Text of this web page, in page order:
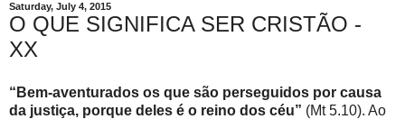
Saturday, July 4, 2015
O QUE SIGNIFICA SER CRISTÃO -
XX
“Bem-aventurados os que são perseguidos por causa
da justiça, porque deles é o reino dos céu” (Mt 5.10). Ao